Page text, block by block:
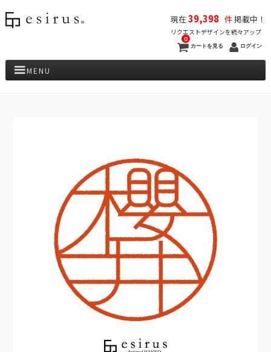
現在39,398 件掲載中！
リクエストデザインを続々アップ
カートを見る
0
ログイン
MENU